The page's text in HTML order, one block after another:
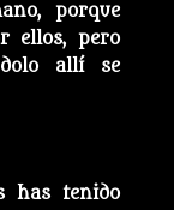
porque
ellos, pero
allí se
has tenido